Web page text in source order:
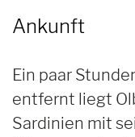
Ankunft
Ein paar
entfernt liegt
Sardinien mit